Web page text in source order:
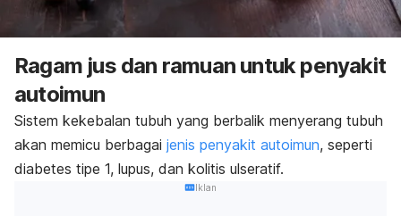
Ragam jus dan ramuan untuk penyakit
autoimun
Sistem kekebalan tubuh yang berbalik menyerang tubuh
akan memicu berbagai jenis penyakit autoimun, seperti
diabetes tipe 1, lupus, dan kolitis ulseratif.
Iklan